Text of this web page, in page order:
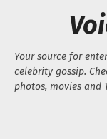
Your source for
celebrity gossip.
photos, movies and